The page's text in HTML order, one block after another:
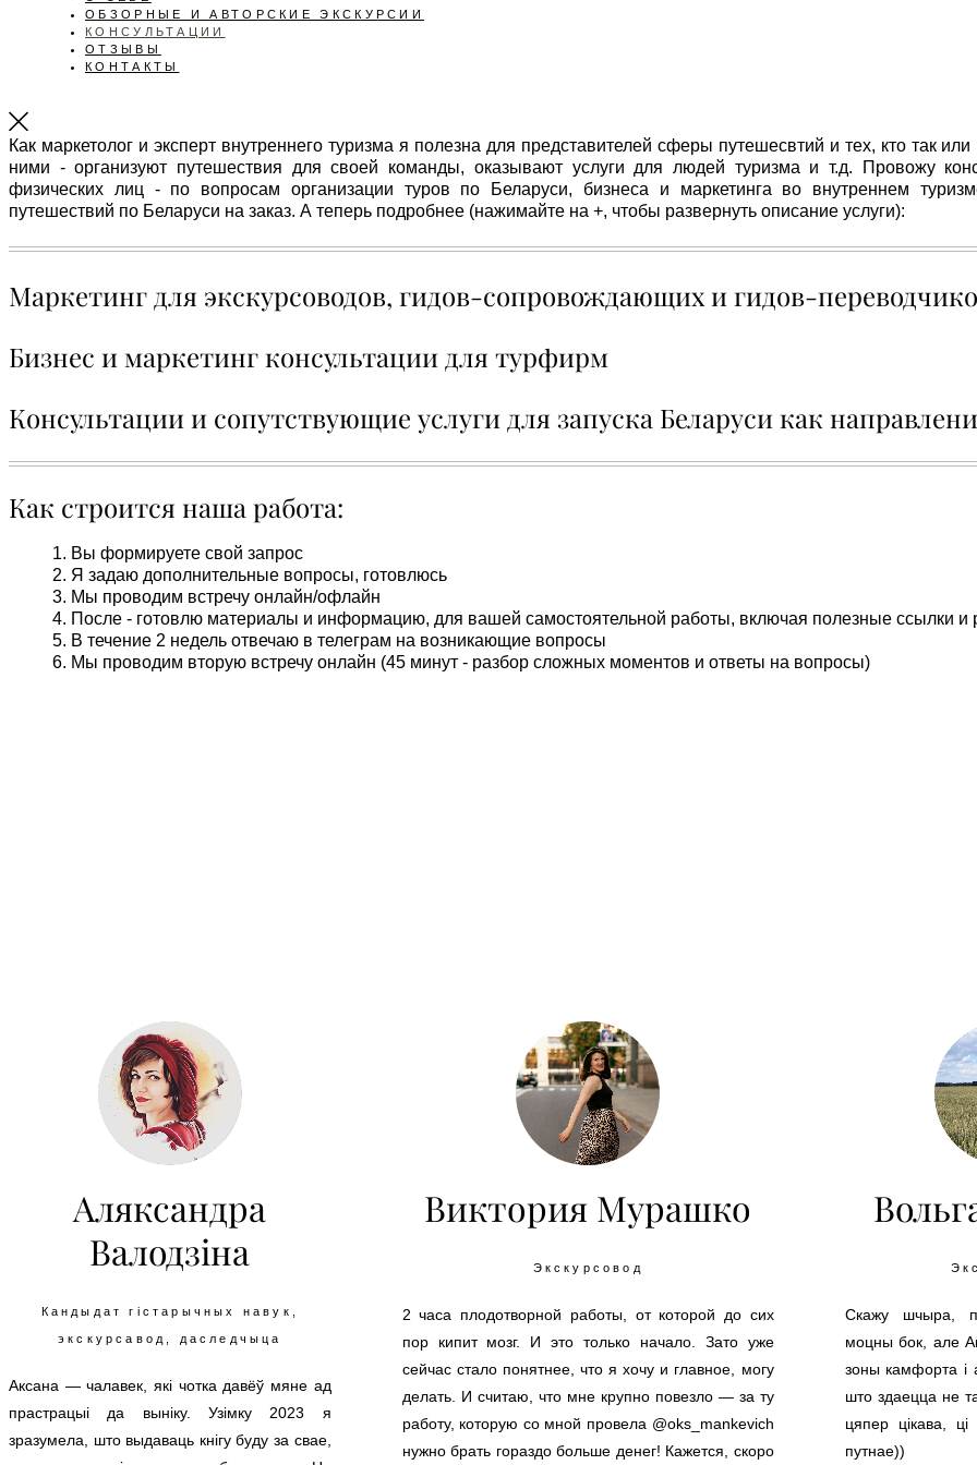
ОБЗОРНЫЕ И АВТОРСКИЕ ЭКСКУРСИИ
КОНСУЛЬТАЦИИ
ОТЗЫВЫ
КОНТАКТЫ
Как маркетолог и эксперт внутреннего туризма я полезна для представителей сферы путешесвтий и тех, кто так
ними - организуют путешествия для своей команды, оказывают услуги для людей туризма и т.д. Провожу
физических лиц - по вопросам организации туров по Беларуси, бизнеса и маркетинга во внутреннем
путешествий по Беларуси на заказ. А теперь подробнее (нажимайте на +, чтобы развернуть описание услуги):
Маркетинг для экскурсоводов, гидов-сопровождающих и гидов-
Бизнес и маркетинг консультации для турфирм
Консультации и сопутствующие услуги для запуска Беларуси как
Как строится наша работа:
Вы формируете свой запрос
Я задаю дополнительные вопросы, готовлюсь
Мы проводим встречу онлайн/офлайн
После - готовлю материалы и информацию, для вашей самостоятельной работы, включая полезные ссылки и
В течение 2 недель отвечаю в телеграм на возникающие вопросы
Мы проводим вторую встречу онлайн (45 минут - разбор сложных моментов и ответы на вопросы)
Аляксандра
Валодзіна
Кандыдат гістарычных навук,
экскурсавод, даследчыца
Аксана — чалавек, які чотка давёў мяне ад
прастрацыі да выніку. Узімку 2023 я
зразумела, што выдаваць кнігу буду за свае,
Виктория Мурашко
Экскурсовод
2 часа плодотворной работы, от которой до сих
пор кипит мозг. И это только начало. Зато уже
сейчас стало понятнее, что я хочу и главное, могу
делать. И считаю, что мне крупно повезло — за ту
работу, которую со мной провела @oks_mankevich
нужно брать гораздо больше денег! Кажется, скоро
Скажу шчыра,
моцны бок, але
зоны камфорта і
што здаецца не
цяпер цікава,
путнае))